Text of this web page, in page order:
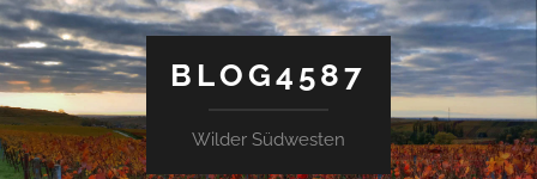
BLOG4587
Wilder Südwesten